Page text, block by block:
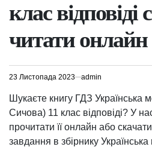
клас відповіді
читати онлайн
23 Листопада 2023 admin
Шукаєте книгу ГДЗ Українська
Сичова) 11 клас відповіді? У
прочитати її онлайн або
завдання в збірнику